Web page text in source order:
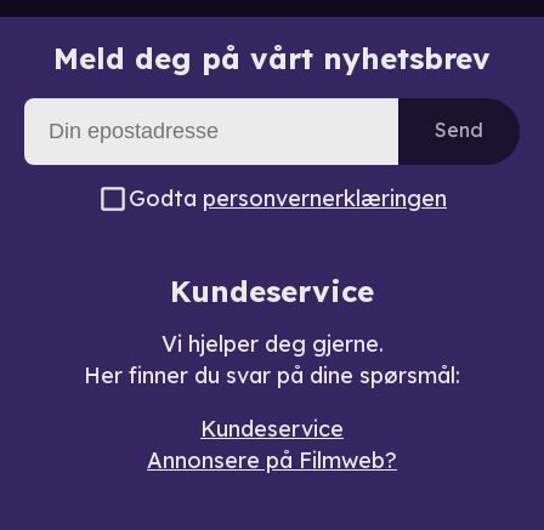
Meld deg på vårt nyhetsbrev
Send
Godta personvernerklæringen
Kundeservice
Vi hjelper deg gjerne.
Her finner du svar på dine spørsmål:
Kundeservice
Annonsere på Filmweb?